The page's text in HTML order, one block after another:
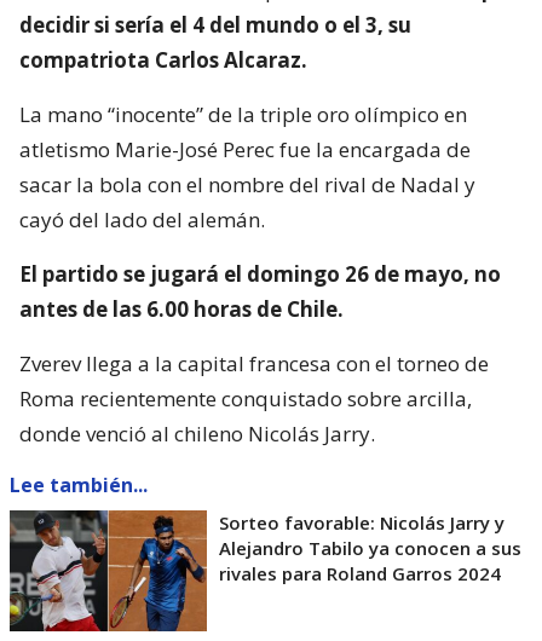
decidir si sería el 4 del mundo o el 3, su
compatriota Carlos Alcaraz.
La mano “inocente” de la triple oro olímpico en
atletismo Marie-José Perec fue la encargada de
sacar la bola con el nombre del rival de Nadal y
cayó del lado del alemán.
El partido se jugará el domingo 26 de mayo, no
antes de las 6.00 horas de Chile.
Zverev llega a la capital francesa con el torneo de
Roma recientemente conquistado sobre arcilla,
donde venció al chileno Nicolás Jarry.
Lee también...
Sorteo favorable: Nicolás Jarry y
Alejandro Tabilo ya conocen a sus
rivales para Roland Garros 2024